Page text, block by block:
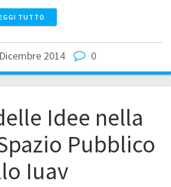
TUTTO
2014 0
Idee nella
Pubblico
Iuav